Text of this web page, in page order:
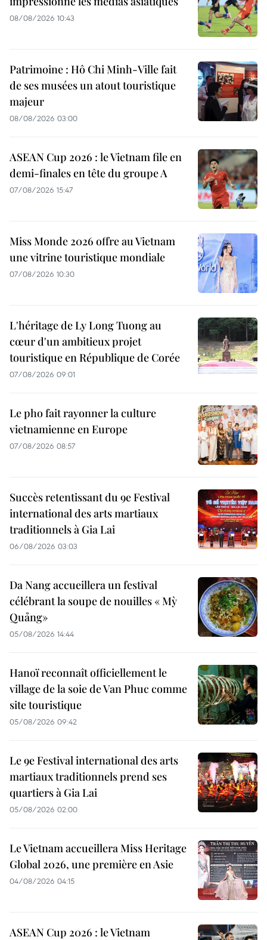
08/08/2026 10:43
Patrimoine : Hô Chi Minh-Ville fait
de ses musées un atout touristique
majeur
08/08/2026 03:00
ASEAN Cup 2026 : le Vietnam file en
demi-finales en tête du groupe A
07/08/2026 15:47
Miss Monde 2026 offre au Vietnam
une vitrine touristique mondiale
07/08/2026 10:30
L'héritage de Ly Long Tuong au
cœur d'un ambitieux projet
touristique en République de Corée
07/08/2026 09:01
Le pho fait rayonner la culture
vietnamienne en Europe
07/08/2026 08:57
Succès retentissant du 9e Festival
international des arts martiaux
traditionnels à Gia Lai
06/08/2026 03:03
Da Nang accueillera un festival
célébrant la soupe de nouilles « Mỳ
Quảng»
05/08/2026 14:44
Hanoï reconnaît officiellement le
village de la soie de Van Phuc comme
site touristique
05/08/2026 09:42
Le 9e Festival international des arts
martiaux traditionnels prend ses
quartiers à Gia Lai
05/08/2026 02:00
Le Vietnam accueillera Miss Heritage
Global 2026, une première en Asie
04/08/2026 04:15
ASEAN Cup 2026 : le Vietnam